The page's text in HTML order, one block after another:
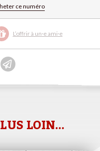
ce numéro
L’offrir à un·e ami·e
LOIN…